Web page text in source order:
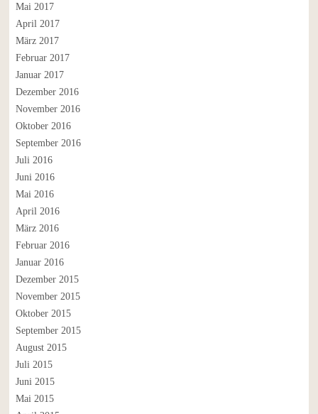
Mai 2017
April 2017
März 2017
Februar 2017
Januar 2017
Dezember 2016
November 2016
Oktober 2016
September 2016
Juli 2016
Juni 2016
Mai 2016
April 2016
März 2016
Februar 2016
Januar 2016
Dezember 2015
November 2015
Oktober 2015
September 2015
August 2015
Juli 2015
Juni 2015
Mai 2015